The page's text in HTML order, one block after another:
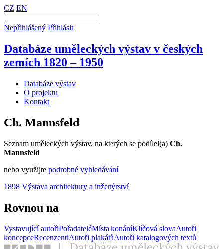
CZ EN
Nepřihlášený Přihlásit
Databáze uměleckých výstav v českých
zemích 1820 – 1950
Databáze výstav
O projektu
Kontakt
Ch. Mannsfeld
Seznam uměleckých výstav, na kterých se podílel(a) Ch.
Mannsfeld
nebo využijte podrobné vyhledávání
1898 Výstava architektury a inženýrství
Rovnou na
Vystavující autořiPořadateléMísta konáníKlíčová slovaAutoři
koncepceRecenzentiAutoři plakátůAutoři katalogových textů